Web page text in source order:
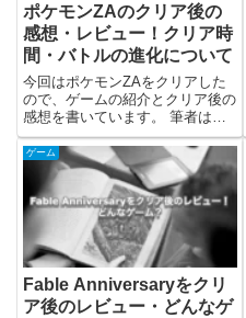
ポケモンZAのクリア後の
感想・レビュー！クリア時
間・バトルの進化について
今回はポケモンZAをクリアした
ので、ゲームの紹介とクリア後の
感想を書いています。 筆者はゲ
ームボーイでポケモン緑からプレ
イしていて、その後もいくつかシ
リーズをプレイしましたが、こん
な風にバトルが変わったのかー
と、びっくりしました。※ストー
リ...
ゲーム
Fable Anniversaryをクリ
ア後のレビュー・どんなゲ